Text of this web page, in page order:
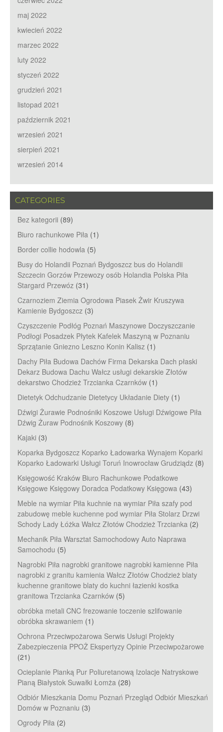
maj 2022
kwiecień 2022
marzec 2022
luty 2022
styczeń 2022
grudzień 2021
listopad 2021
październik 2021
wrzesień 2021
sierpień 2021
wrzesień 2014
CATEGORIES
Bez kategorii (89)
Biuro rachunkowe Piła (1)
Border collie hodowla (5)
Busy do Holandii Poznań Bydgoszcz bus do Holandii
Szczecin Gorzów Przewozy osób Holandia Polska Piła
Stargard Przewóz (31)
Czarnoziem Ziemia Ogrodowa Piasek Żwir Kruszywa
Kamienie Bydgoszcz (3)
Czyszczenie Podłóg Poznań Maszynowe Doczyszczanie
Podłogi Posadzek Płytek Kafelek Maszyną w Poznaniu
Sprzątanie Gniezno Leszno Konin Kalisz (1)
Dachy Piła Budowa Dachów Firma Dekarska Dach płaski
Dekarz Budowa Dachu Wałcz usługi dekarskie Złotów
dekarstwo Chodzież Trzcianka Czarnków (1)
Dietetyk Odchudzanie Dietetycy Układanie Diety (1)
Dźwigi Żurawie Podnośniki Koszowe Usługi Dźwigowe Piła
Dźwig Żuraw Podnośnik Koszowy (8)
Kajaki (3)
Koparka Bydgoszcz Koparko Ładowarka Wynajem Koparki
Koparko Ładowarki Usługi Toruń Inowrocław Grudziądz (8)
Księgowość Kraków Biuro Rachunkowe Podatkowe
Księgowe Księgowy Doradca Podatkowy Księgowa (43)
Meble na wymiar Piła kuchnie na wymiar Piła szafy pod
zabudowę meble kuchenne pod wymiar Piła Stolarz Drzwi
Schody Lady Łóżka Wałcz Złotów Chodzież Trzcianka (2)
Mechanik Piła Warsztat Samochodowy Auto Naprawa
Samochodu (5)
Nagrobki Piła nagrobki granitowe nagrobki kamienne Piła
nagrobki z granitu kamienia Wałcz Złotów Chodzież blaty
kuchenne granitowe blaty do kuchni łazienki kostka
granitowa Trzcianka Czarnków (5)
obróbka metali CNC frezowanie toczenie szlifowanie
obróbka skrawaniem (1)
Ochrona Przeciwpożarowa Serwis Usługi Projekty
Zabezpieczenia PPOŻ Ekspertyzy Opinie Przeciwpożarowe
(21)
Ocieplanie Pianką Pur Poliuretanową Izolacje Natryskowe
Pianą Białystok Suwałki Łomża (28)
Odbiór Mieszkania Domu Poznań Przegląd Odbiór Mieszkań
Domów w Poznaniu (3)
Ogrody Piła (2)